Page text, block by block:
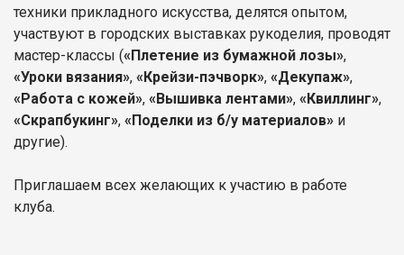
техники прикладного искусства, делятся опытом,
участвуют в городских выставках рукоделия, проводят
мастер-классы («Плетение из бумажной лозы»,
«Уроки вязания», «Крейзи-пэчворк», «Декупаж»,
«Работа с кожей», «Вышивка лентами», «Квиллинг»,
«Скрапбукинг», «Поделки из б/у материалов» и
другие).
Приглашаем всех желающих к участию в работе
клуба.